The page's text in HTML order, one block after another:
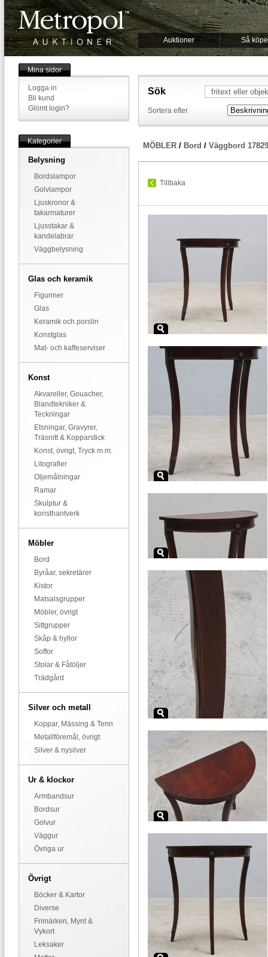
Auktioner Så
Mina sidor
Logga in
Bli kund
Glömt login?
Kategorier
Belysning
Bordslampor
Golvlampor
Ljuskronor &
takarmaturer
Ljusstakar &
kandelabrar
Väggbelysning
Glas och keramik
Figuriner
Glas
Keramik och porslin
Konstglas
Mat- och kaffeserviser
Konst
Akvareller, Gouacher,
Blandtekniker &
Teckningar
Etsningar, Gravyrer,
Träsnitt & Kopparstick
Konst, övrigt, Tryck m.m.
Litografier
Oljemålningar
Ramar
Skulptur &
konsthantverk
Möbler
Bord
Byråar, sekretärer
Kistor
Matsalsgrupper
Möbler, övrigt
Sittgrupper
Skåp & hyllor
Soffor
Stolar & Fåtöljer
Trädgård
Silver och metall
Koppar, Mässing & Tenn
Metallföremål, övrigt
Silver & nysilver
Ur & klockor
Armbandsur
Bordsur
Golvur
Väggur
Övriga ur
Övrigt
Böcker & Kartor
Diverse
Frimärken, Mynt &
Vykort
Leksaker
Sök
Sortera efter
MÖBLER / Bord / Väggbord
Tillbaka